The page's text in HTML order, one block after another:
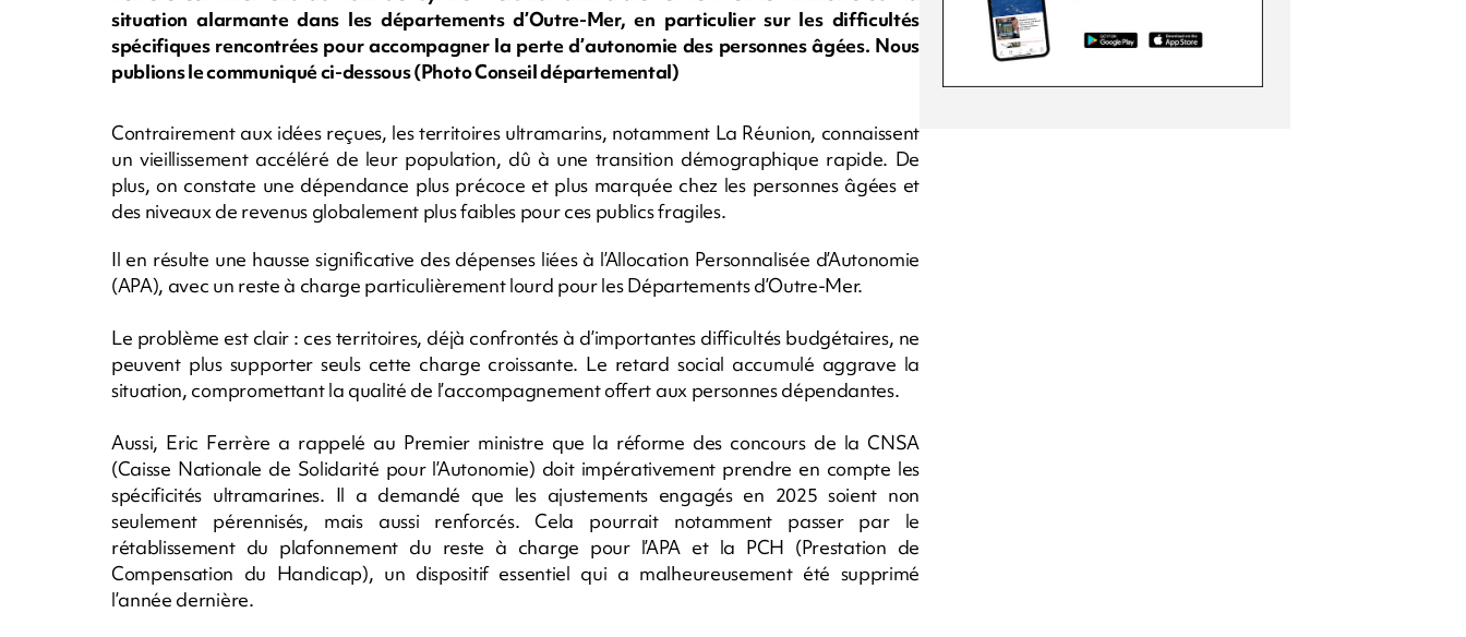
situation alarmante dans les départements d’Outre-Mer, en particulier sur les difficultés
spécifiques rencontrées pour accompagner la perte d’autonomie des personnes âgées. Nous
publions le communiqué ci-dessous (Photo Conseil départemental)
Contrairement aux idées reçues, les territoires ultramarins, notamment La Réunion, connaissent
un vieillissement accéléré de leur population, dû à une transition démographique rapide. De
plus, on constate une dépendance plus précoce et plus marquée chez les personnes âgées et
des niveaux de revenus globalement plus faibles pour ces publics fragiles.
Il en résulte une hausse significative des dépenses liées à l’Allocation Personnalisée d’Autonomie
(APA), avec un reste à charge particulièrement lourd pour les Départements d’Outre-Mer.
Le problème est clair : ces territoires, déjà confrontés à d’importantes difficultés budgétaires, ne
peuvent plus supporter seuls cette charge croissante. Le retard social accumulé aggrave la
situation, compromettant la qualité de l’accompagnement offert aux personnes dépendantes.
Aussi, Eric Ferrère a rappelé au Premier ministre que la réforme des concours de la CNSA
(Caisse Nationale de Solidarité pour l’Autonomie) doit impérativement prendre en compte les
spécificités ultramarines. Il a demandé que les ajustements engagés en 2025 soient non
seulement pérennisés, mais aussi renforcés. Cela pourrait notamment passer par le
rétablissement du plafonnement du reste à charge pour l’APA et la PCH (Prestation de
Compensation du Handicap), un dispositif essentiel qui a malheureusement été supprimé
l’année dernière.